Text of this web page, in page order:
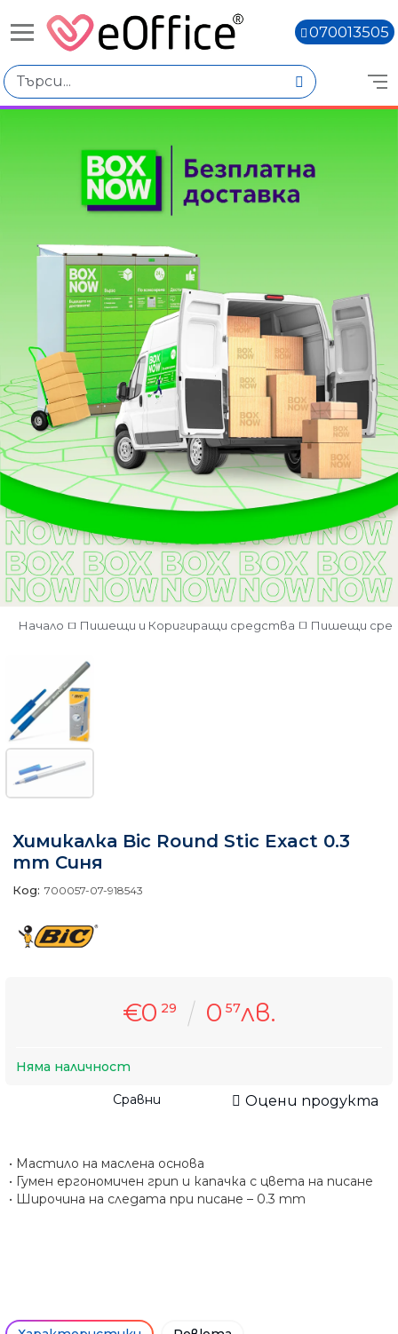
070013505
Начало Пишещи и Коригиращи средства Пишещи
Химикалка Bic Round Stic Exact 0.3
mm Синя
Код: 700057-07-918543
€0 29 0 57лв.
Няма наличност
Сравни Оцени продукта
• Мастило на маслена основа
• Гумен ергономичен грип и капачка с цвета на писане
• Широчина на следата при писане – 0.3 mm